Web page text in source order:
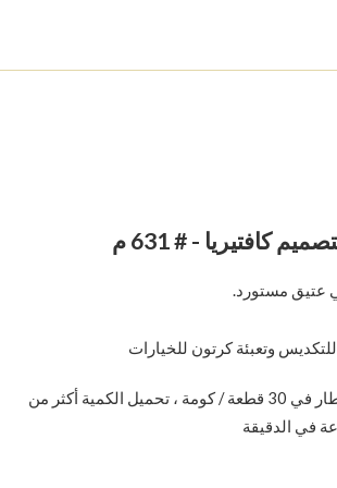
كافتيريا - # 631 م
عتيق مستورد.
وتعبئة كرتون للخيارات
التعبئة المكدسة: إطار في 30 قطعة / كومة ، تحميل الكمية أكثر من